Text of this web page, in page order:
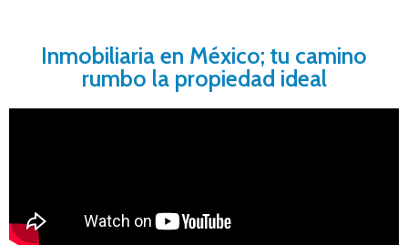
Inmobiliaria en México; tu camino
rumbo la propiedad ideal